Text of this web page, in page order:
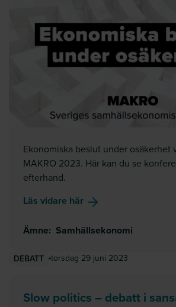
Ekonomiska beslut under osäkerhet
MAKRO 2023. Här kan du se
efterhand.
Läs vidare här om
Ämne: Samhällsekonomi
DEBATT torsdag 29 juni 2023
Slow politics – debatt i